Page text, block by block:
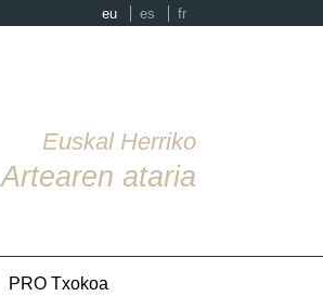
eu es fr
Euskal Herriko
Artearen ataria
PRO Txokoa